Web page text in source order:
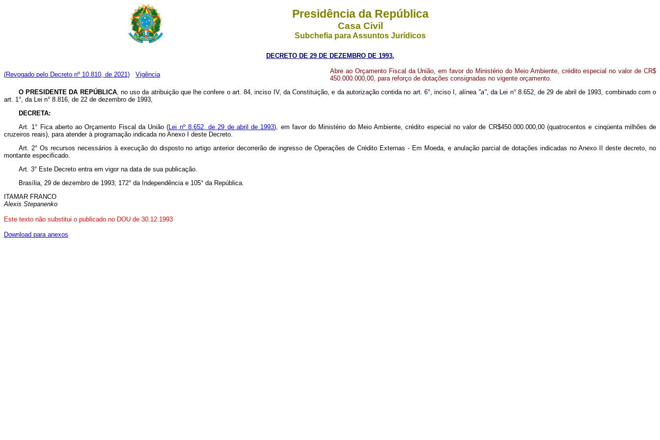
Presidência da República
Casa Civil
Subchefia para Assuntos Jurídicos
DECRETO DE 29 DE DEZEMBRO DE 1993.
(Revogado pelo Decreto nº 10.810, de 2021) Vigência
Abre ao Orçamento Fiscal da União, em favor do Ministério do Meio Ambiente, crédito especial no valor de CR$
450.000.000,00, para reforço de dotações consignadas no vigente orçamento.
O PRESIDENTE DA REPÚBLICA, no uso da atribuição que lhe confere o art. 84, inciso IV, da Constituição, e da autorização contida no art. 6°, inciso I, alínea"a", da Lei n° 8.652, de 29 de abril de 1993, combinado com o
art. 1°, da Lei n° 8.816, de 22 de dezembro de 1993,
DECRETA:
Art. 1° Fica aberto ao Orçamento Fiscal da União (Lei nº 8.652, de 29 de abril de 1993), em favor do Ministério do Meio Ambiente, crédito especial no valor de CR$450.000.000,00 (quatrocentos e cinqüenta milhões de
cruzeiros reais), para atender à programação indicada no Anexo I deste Decreto.
Art. 2° Os recursos necessários à execução do disposto no artigo anterior decorrerão de ingresso de Operações de Crédito Externas - Em Moeda, e anulação parcial de dotações indicadas no Anexo II deste decreto, no
montante especificado.
Art. 3° Este Decreto entra em vigor na data de sua publicação.
Brasília, 29 de dezembro de 1993; 172° da Independência e 105° da República.
ITAMAR FRANCO
Alexis Stepanenko
Este texto não substitui o publicado no DOU de 30.12.1993
Download para anexos